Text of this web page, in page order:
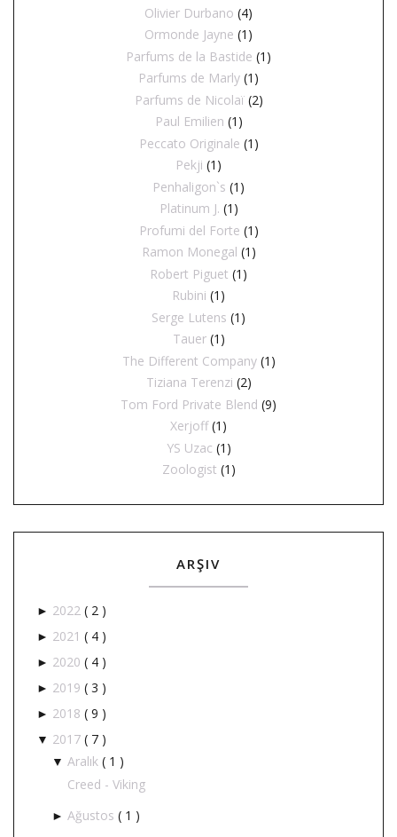
Olivier Durbano (4)
Ormonde Jayne (1)
Parfums de la Bastide (1)
Parfums de Marly (1)
Parfums de Nicolaï (2)
Paul Emilien (1)
Peccato Originale (1)
Pekji (1)
Penhaligon`s (1)
Platinum J. (1)
Profumi del Forte (1)
Ramon Monegal (1)
Robert Piguet (1)
Rubini (1)
Serge Lutens (1)
Tauer (1)
The Different Company (1)
Tiziana Terenzi (2)
Tom Ford Private Blend (9)
Xerjoff (1)
YS Uzac (1)
Zoologist (1)
ARŞIV
► 2022 ( 2 )
► 2021 ( 4 )
► 2020 ( 4 )
► 2019 ( 3 )
► 2018 ( 9 )
▼ 2017 ( 7 )
▼ Aralık ( 1 )
Creed - Viking
► Ağustos ( 1 )